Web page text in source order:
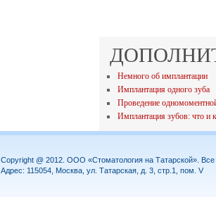
Немного об имплантации
Имплантация одного зуба
Проведение
Имплантация зубов: что и
Copyright @ 2012. ООО «Стоматология на Татарской».
Адрес: 115054, Москва, ул. Татарская, д. 3, стр.1, пом. V